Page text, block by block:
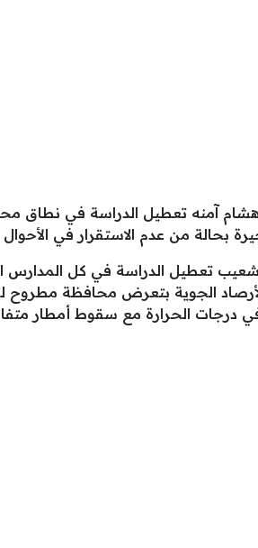
آمنه تعطيل الدراسة في نطاق
بحالة من عدم الاستقرار في
شعيب تعطيل الدراسة في كل
الجوية بتعرض محافظة مطروح
الحرارة مع سقوط أمطار